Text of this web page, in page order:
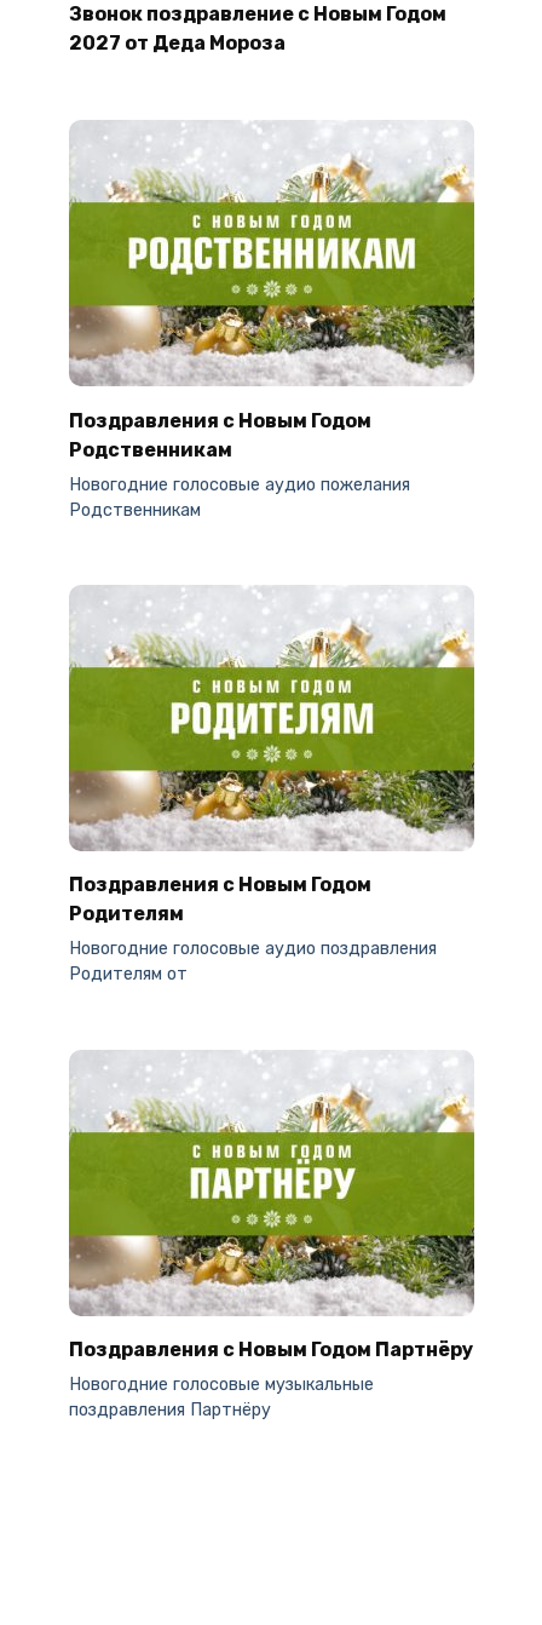
Звонок поздравление с Новым Годом
2027 от Деда Мороза
Поздравления с Новым Годом
Родственникам
Новогодние голосовые аудио пожелания
Родственникам
Поздравления с Новым Годом
Родителям
Новогодние голосовые аудио поздравления
Родителям от
Поздравления с Новым Годом Партнёру
Новогодние голосовые музыкальные
поздравления Партнёру